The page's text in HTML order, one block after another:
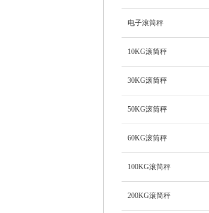
电子滚筒秤
10KG滚筒秤
30KG滚筒秤
50KG滚筒秤
60KG滚筒秤
100KG滚筒秤
200KG滚筒秤